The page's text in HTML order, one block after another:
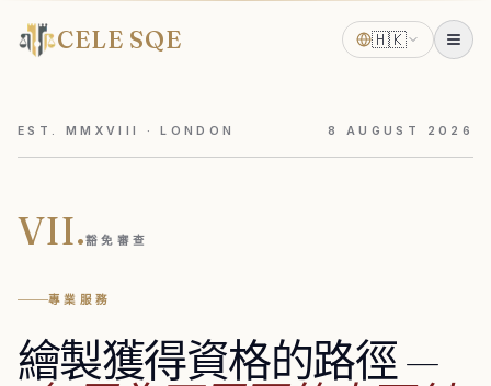
CELE SQE 🇭🇰
EST. MMXVIII · LONDON 8 AUGUST 2026
VII.豁免審查
專業服務
繪製獲得資格的路徑—